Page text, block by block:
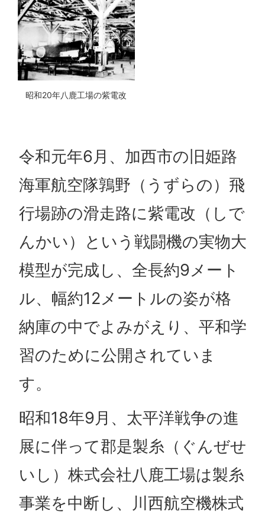
昭和20年八鹿工場の紫電改
令和元年6月、加西市の旧姫路
海軍航空隊鶉野（うずらの）飛
行場跡の滑走路に紫電改（しで
んかい）という戦闘機の実物大
模型が完成し、全長約9メート
ル、幅約12メートルの姿が格
納庫の中でよみがえり、平和学
習のために公開されていま
す。
昭和18年9月、太平洋戦争の進
展に伴って郡是製糸（ぐんぜせ
いし）株式会社八鹿工場は製糸
事業を中断し、川西航空機株式